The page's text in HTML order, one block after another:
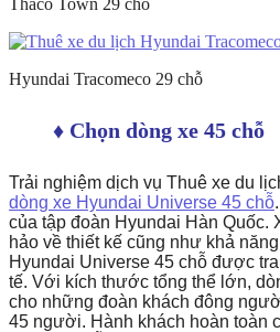
Hyundai Tracomeco 29 chỗ
♦ Chọn dòng xe 45 chỗ
Trải nghiệm dịch vụ Thuê xe du
dòng xe Hyundai Universe 45 chỗ
của tập đoàn Hyundai Hàn Quốc.
hảo về thiết kế cũng như khả
Hyundai Universe 45 chỗ được
tế. Với kích thước tổng thể lớn,
cho những đoàn khách đông
45 người. Hành khách hoàn toàn